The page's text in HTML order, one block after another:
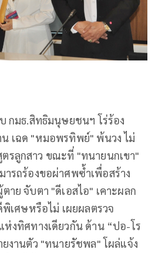
กมธ.สิทธิมนุษยชนฯ โร่ร้อง
น เฉด "หมอพรทิพย์" พ้นวง ไม่
รลูกสาว ขณะที่ "ทนายนกเขา"
รถร้องขอผ่าศพซ้ำเพื่อสร้าง
าย จับตา "ดีเอสไอ" เคาะผลก
พิเศษหรือไม่ เผยผลตรวจ
ห่งทิศทางเดียวกัน ด้าน “ปอ-โร
ยงานตัว "ทนายรัชพล" โผล่แจ้ง